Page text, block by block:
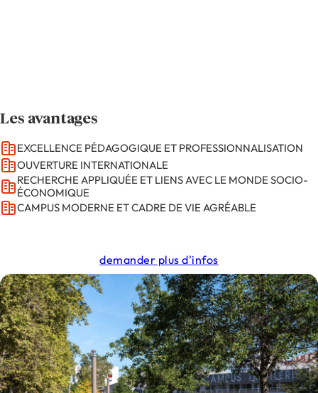
Les avantages
EXCELLENCE PÉDAGOGIQUE ET PROFESSIONNALISATION
OUVERTURE INTERNATIONALE
RECHERCHE APPLIQUÉE ET LIENS AVEC LE MONDE SOCIO-
ÉCONOMIQUE
CAMPUS MODERNE ET CADRE DE VIE AGRÉABLE
demander plus d'infos